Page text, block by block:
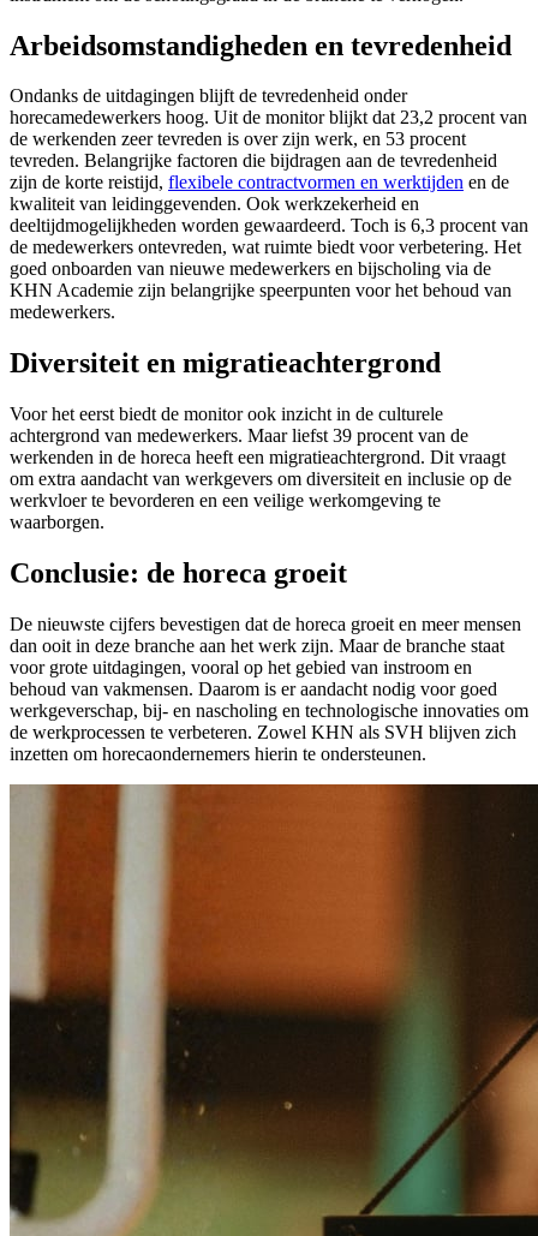
Arbeidsomstandigheden en tevredenheid
Ondanks de uitdagingen blijft de tevredenheid onder
horecamedewerkers hoog. Uit de monitor blijkt dat 23,2 procent van
de werkenden zeer tevreden is over zijn werk, en 53 procent
tevreden. Belangrijke factoren die bijdragen aan de tevredenheid
zijn de korte reistijd, flexibele contractvormen en werktijden en de
kwaliteit van leidinggevenden. Ook werkzekerheid en
deeltijdmogelijkheden worden gewaardeerd. Toch is 6,3 procent van
de medewerkers ontevreden, wat ruimte biedt voor verbetering. Het
goed onboarden van nieuwe medewerkers en bijscholing via de
KHN Academie zijn belangrijke speerpunten voor het behoud van
medewerkers.
Diversiteit en migratieachtergrond
Voor het eerst biedt de monitor ook inzicht in de culturele
achtergrond van medewerkers. Maar liefst 39 procent van de
werkenden in de horeca heeft een migratieachtergrond. Dit vraagt
om extra aandacht van werkgevers om diversiteit en inclusie op de
werkvloer te bevorderen en een veilige werkomgeving te
waarborgen.
Conclusie: de horeca groeit
De nieuwste cijfers bevestigen dat de horeca groeit en meer mensen
dan ooit in deze branche aan het werk zijn. Maar de branche staat
voor grote uitdagingen, vooral op het gebied van instroom en
behoud van vakmensen. Daarom is er aandacht nodig voor goed
werkgeverschap, bij- en nascholing en technologische innovaties om
de werkprocessen te verbeteren. Zowel KHN als SVH blijven zich
inzetten om horecaondernemers hierin te ondersteunen.